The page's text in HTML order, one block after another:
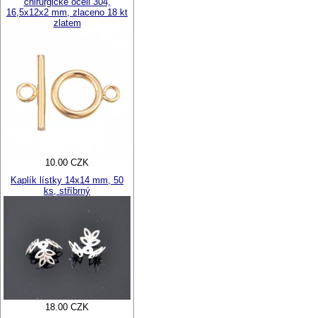
16,5x12x2 mm, zlaceno 18 kt
zlatem
10.00 CZK
Kaplík lístky 14x14 mm, 50
ks, stříbrný
18.00 CZK